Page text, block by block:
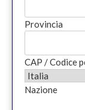
Provincia
CAP / Codice
Nazione